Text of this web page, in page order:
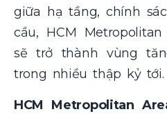
giữa hạ tầng, chính
cầu, HCM
sẽ trở thành vùng
trong nhiều thập kỷ tới.
HCM Metropolitan